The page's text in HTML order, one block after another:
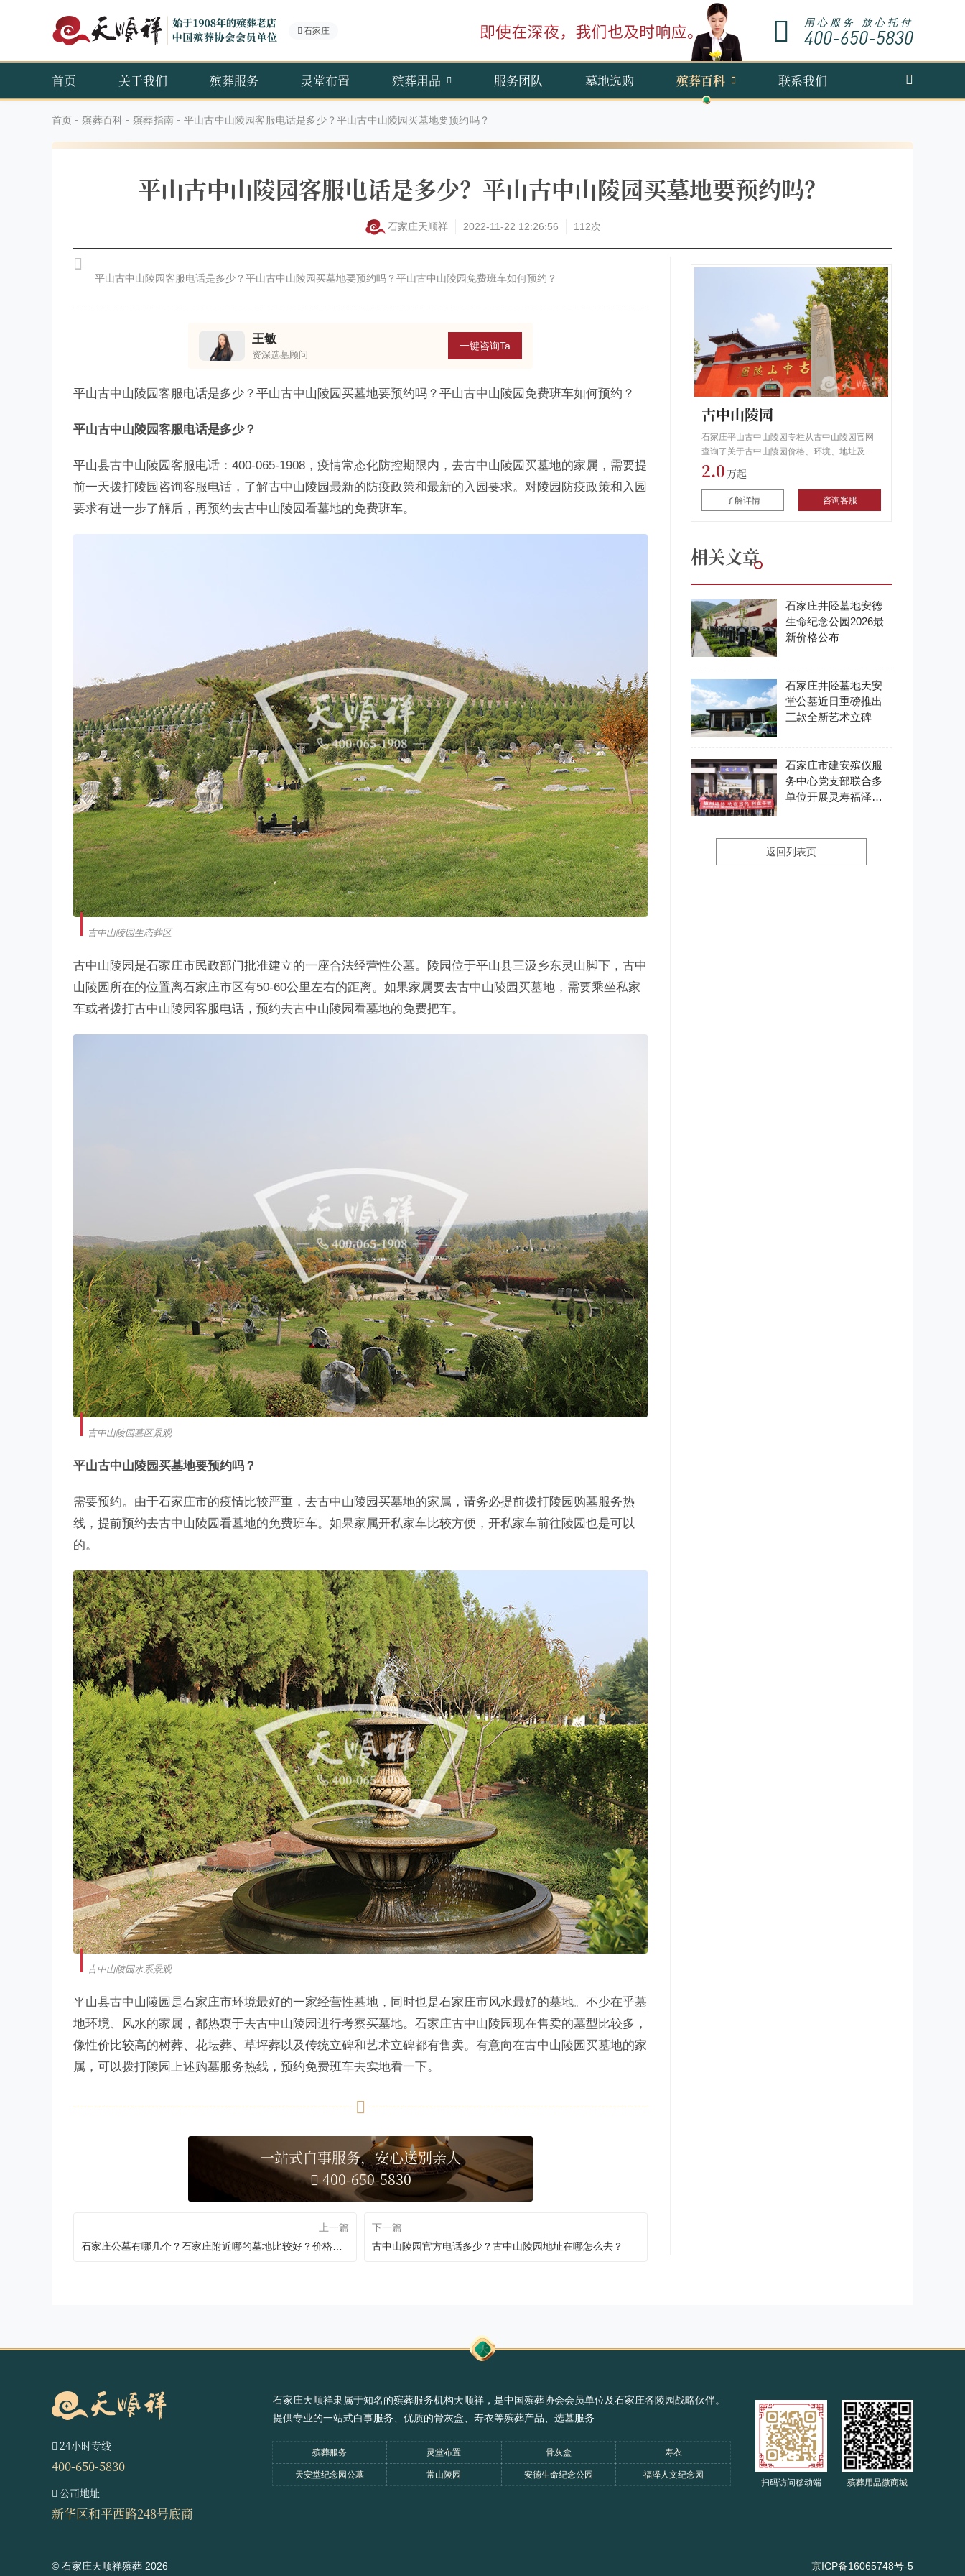
石家庄
用心服务 放心托付
400-650-5830
首页 关于我们 殡葬服务 灵堂布置 殡葬用品 服务团队 墓地选购 殡葬百科 联系我们
首页 殡葬百科 殡葬指南 平山古中山陵园客服电话是多少？平山古中山陵园买墓地要预约吗？
平山古中山陵园客服电话是多少？平山古中山陵园买墓地要预约吗？
石家庄天顺祥 2022-11-22 12:26:56 112次
平山古中山陵园客服电话是多少？平山古中山陵园买墓地要预约吗？平山古中山陵园免费班车如何预约？
王敏
资深选墓顾问
一键咨询Ta
平山古中山陵园客服电话是多少？平山古中山陵园买墓地要预约吗？平山古中山陵园免费班车如何预约？
平山古中山陵园客服电话是多少？
平山县古中山陵园客服电话：400-065-1908，疫情常态化防控期限内，去古中山陵园买墓地的家属，需要提
前一天拨打陵园咨询客服电话，了解古中山陵园最新的防疫政策和最新的入园要求。对陵园防疫政策和入园
要求有进一步了解后，再预约去古中山陵园看墓地的免费班车。
古中山陵园生态葬区
古中山陵园是石家庄市民政部门批准建立的一座合法经营性公墓。陵园位于平山县三汲乡东灵山脚下，古中
山陵园所在的位置离石家庄市区有50-60公里左右的距离。如果家属要去古中山陵园买墓地，需要乘坐私家
车或者拨打古中山陵园客服电话，预约去古中山陵园看墓地的免费把车。
古中山陵园墓区景观
平山古中山陵园买墓地要预约吗？
需要预约。由于石家庄市的疫情比较严重，去古中山陵园买墓地的家属，请务必提前拨打陵园购墓服务热
线，提前预约去古中山陵园看墓地的免费班车。如果家属开私家车比较方便，开私家车前往陵园也是可以
的。
古中山陵园水系景观
平山县古中山陵园是石家庄市环境最好的一家经营性墓地，同时也是石家庄市风水最好的墓地。不少在乎墓
地环境、风水的家属，都热衷于去古中山陵园进行考察买墓地。石家庄古中山陵园现在售卖的墓型比较多，
像性价比较高的树葬、花坛葬、草坪葬以及传统立碑和艺术立碑都有售卖。有意向在古中山陵园买墓地的家
属，可以拨打陵园上述购墓服务热线，预约免费班车去实地看一下。
一站式白事服务，安心送别亲人
400-650-5830
上一篇
下一篇
古中山陵园官方电话多少？古中山陵园地址在哪怎么去？
古中山陵园
石家庄平山古中山陵园专栏从古中山陵园官网
查询了关于古中山陵园价格、环境、地址及行
车路线,用户可以通过拨打专栏电话了解古中山
陵园怎么样和生态葬信息.
2.0
了解详情 咨询客服
相关文章
石家庄井陉墓地安德
生命纪念公园2026最
新价格公布
石家庄井陉墓地天安
堂公墓近日重磅推出
三款全新艺术立碑
石家庄市建安殡仪服
务中心党支部联合多
单位开展灵寿福泽园
返回列表页
24小时专线
400-650-5830
公司地址
新华区和平西路248号底商
石家庄天顺祥隶属于知名的殡葬服务机构天顺祥，是中国殡葬协会会员单位及石家庄各陵园战略伙伴。
提供专业的一站式白事服务、优质的骨灰盒、寿衣等殡葬产品、选墓服务
殡葬服务 灵堂布置 骨灰盒 寿衣
天安堂纪念园公墓 常山陵园 安德生命纪念公园 福泽人文纪念园
扫码访问移动端 殡葬用品微商城
© 石家庄天顺祥殡葬 2026 京ICP备16065748号-5